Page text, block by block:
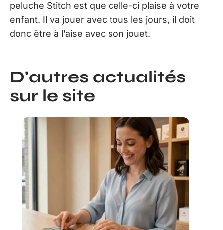
peluche Stitch est que celle-ci plaise à votre
enfant. Il va jouer avec tous les jours, il doit
donc être à l’aise avec son jouet.
D'autres actualités
sur le site